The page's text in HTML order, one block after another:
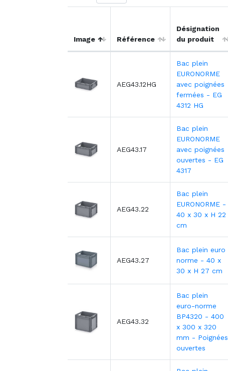
Image Référence
Désignation
du produit
AEG43.12HG
Bac plein
EURONORME
avec poignées
fermées - EG
4312 HG
AEG43.17
Bac plein
EURONORME
avec poignées
ouvertes - EG
4317
AEG43.22
Bac plein
EURONORME -
40 x 30 x H 22
cm
AEG43.27
Bac plein euro
norme - 40 x
30 x H 27 cm
AEG43.32
Bac plein
euro-norme
BP4320 - 400
x 300 x 320
mm - Poignées
ouvertes